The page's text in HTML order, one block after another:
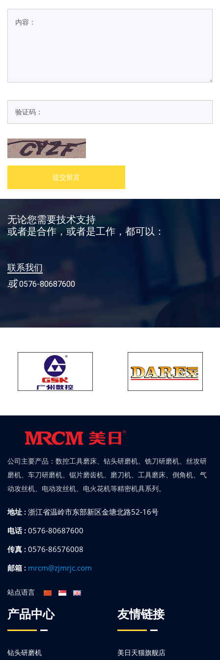
提交留言
无论您需要技术支持
或者是合作，或者是工作，都可以：
联系我们
或0576-80687600
公司主要产品：数控工具磨床、钻头研磨机、铣刀研磨机、丝攻研
磨机、车刀研磨机、锯片磨齿机、磨刀机、工具磨床、倒角机、气
动攻丝机、电动攻丝机、电火花机等精密机具系列。
地址 : 浙江省温岭市东部新区金塘北路52-16号
电话 : 0576-80687600
传真 : 0576-86576008
邮箱 : mrcm@zjmrjc.com
站点语言
产品中心
钻头研磨机
友情链接
美日天猫旗舰店